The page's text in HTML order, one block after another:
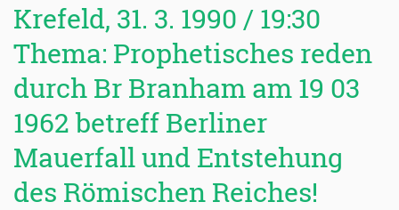
Krefeld, 31. 3. 1990 / 19:30
Thema: Prophetisches reden
durch Br Branham am 19 03
1962 betreff Berliner
Mauerfall und Entstehung
des Römischen Reiches!